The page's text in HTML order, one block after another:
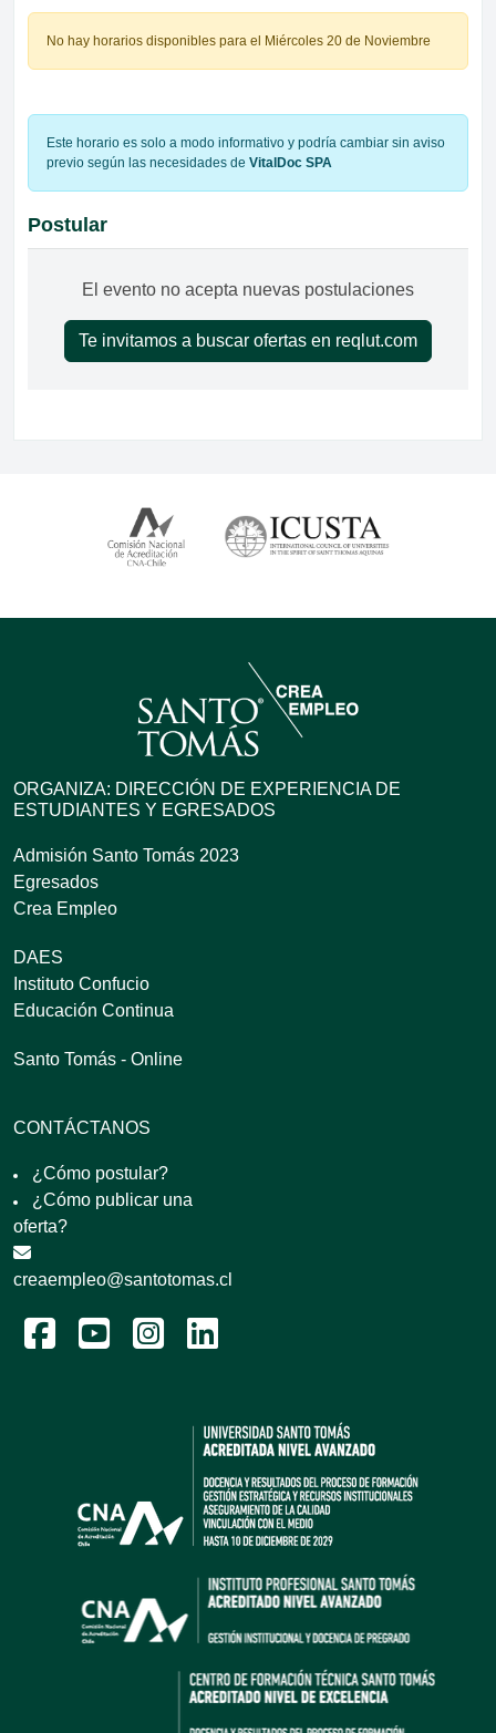
No hay horarios disponibles para el Miércoles 20 de Noviembre
Este horario es solo a modo informativo y podría cambiar sin aviso
previo según las necesidades de VitalDoc SPA
Postular
El evento no acepta nuevas postulaciones
Te invitamos a buscar ofertas en reqlut.com
ORGANIZA: DIRECCIÓN DE EXPERIENCIA DE
ESTUDIANTES Y EGRESADOS
Admisión Santo Tomás 2023
Egresados
Crea Empleo
DAES
Instituto Confucio
Educación Continua
Santo Tomás - Online
CONTÁCTANOS
¿Cómo postular?
¿Cómo publicar una
oferta?
creaempleo@santotomas.cl